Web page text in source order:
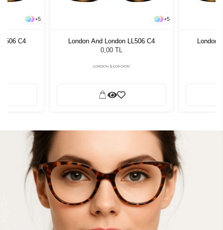
+5
C4
+5
London And London LL506 C4
0,00 TL
London